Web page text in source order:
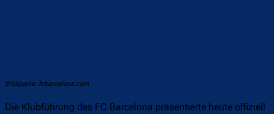
Bildquelle: fcbarcelona.com
Die Klubführung des FC Barcelona präsentierte heute offiziell